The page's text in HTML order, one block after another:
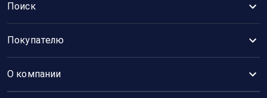
Поиск
Покупателю
О компании